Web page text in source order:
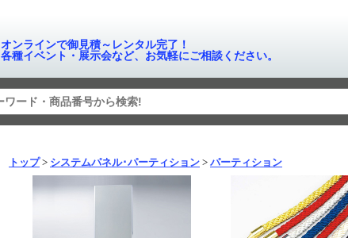
オンラインで御見積～レンタル完了！
各種イベント・展示会など、お気軽にご相談ください。
トップ システムパネル･パーティション パーティション